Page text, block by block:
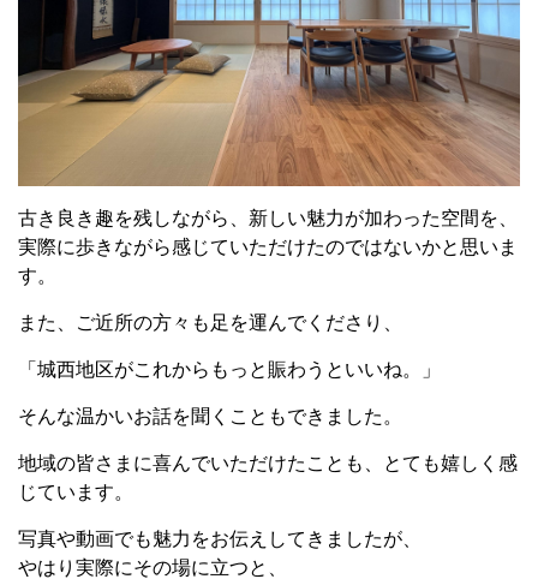
古き良き趣を残しながら、新しい魅力が加わった空間を、
実際に歩きながら感じていただけたのではないかと思いま
す。
また、ご近所の方々も足を運んでくださり、
「城西地区がこれからもっと賑わうといいね。」
そんな温かいお話を聞くこともできました。
地域の皆さまに喜んでいただけたことも、とても嬉しく感
じています。
写真や動画でも魅力をお伝えしてきましたが、
やはり実際にその場に立つと、